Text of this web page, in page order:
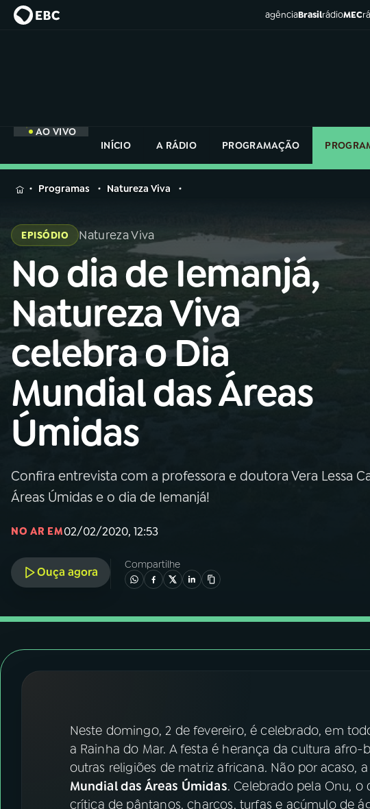
agênciaBrasilrádioMEC
AO VIVO
INÍCIO
A RÁDIO PROGRAMAÇÃO
MENU
Buscar
na
Rádio
Nacional
01 INÍCIO
02 A RÁDIO
03 PROGRAMAÇÃO
04PROGRAMAS
05 PODCASTS
06VIDEOCASTS
07ÚLTIMAS
YouTube Facebook
Instagram X
na
Rádio
Programas Natureza Viva
EPISÓDIO Natureza Viva
No dia de Iemanjá,
Natureza Viva
celebra o Dia
Mundial das Áreas
Úmidas
Confira entrevista com a professora e doutora Vera Lessa
Áreas Úmidas e o dia de Iemanjá!
NO AR EM02/02/2020, 12:53
Ouça agora
Compartilhe
Neste domingo, 2 de fevereiro, é celebrado, em
a Rainha do Mar. A festa é herança da cultura
outras religiões de matriz africana. Não por acaso,
Mundial das Áreas Úmidas. Celebrado pela Onu, o
crítica de pântanos, charcos, turfas e acúmulo de